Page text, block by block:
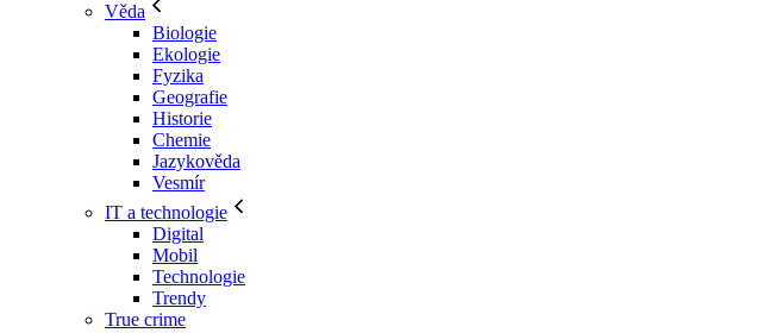
Věda
Biologie
Ekologie
Fyzika
Geografie
Historie
Chemie
Jazykověda
Vesmír
IT a technologie
Digital
Mobil
Technologie
Trendy
True crime